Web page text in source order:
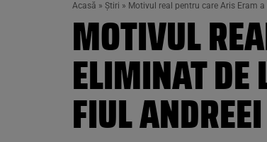
Acasă » Știri » Motivul real pentru care Aris Eram
MOTIVUL
ELIMINAT DE
FIUL